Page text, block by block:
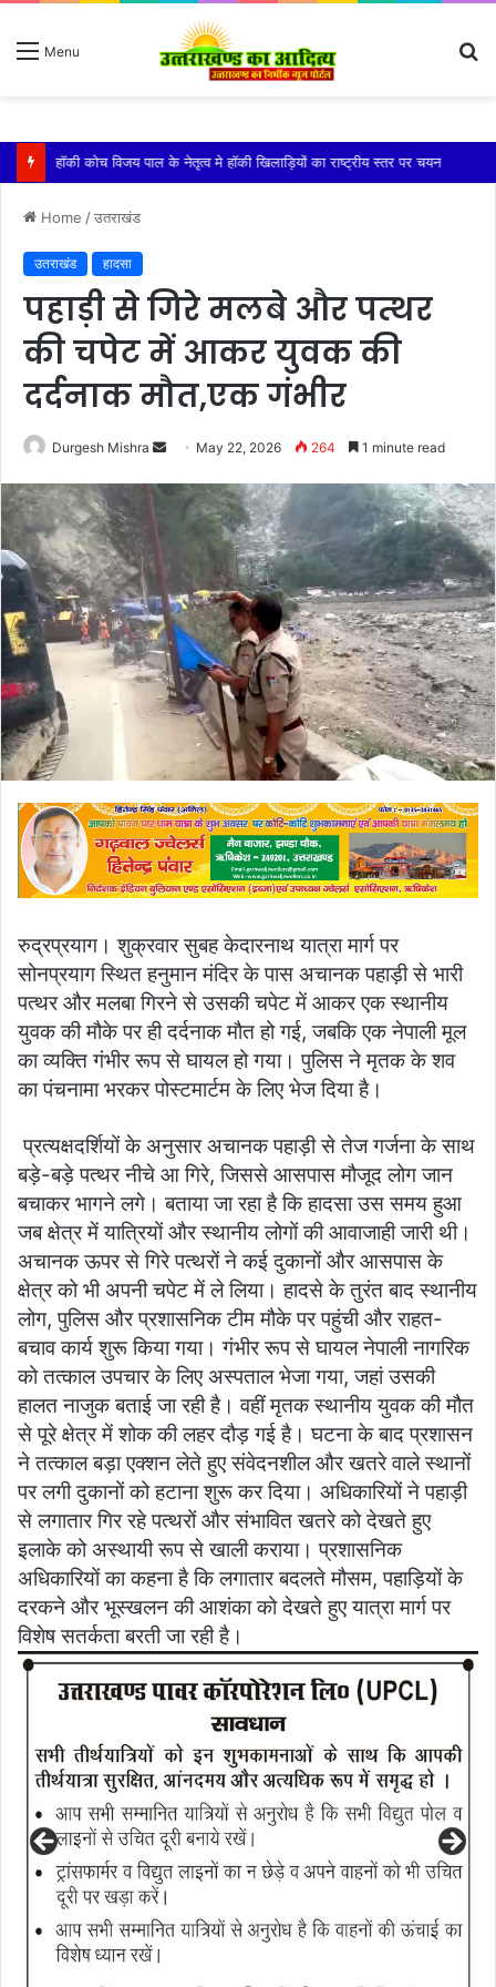
Menu
किशोरी को बेहोश कर झाड़ियों में दुष्कर्म, गंभीर हालत में एम्स में भर्ती
Home /उतराखंड
उतराखंड हादसा
पहाड़ी से गिरे मलबे और पत्थर
की चपेट में आकर युवक की
दर्दनाक मौत,एक गंभीर
Durgesh Mishra
Send
email
May 22, 2026 264 1 minute read
रुद्रप्रयाग। शुक्रवार सुबह केदारनाथ यात्रा मार्ग पर
सोनप्रयाग स्थित हनुमान मंदिर के पास अचानक पहाड़ी से भारी
पत्थर और मलबा गिरने से उसकी चपेट में आकर एक स्थानीय
युवक की मौके पर ही दर्दनाक मौत हो गई, जबकि एक नेपाली मूल
का व्यक्ति गंभीर रूप से घायल हो गया। पुलिस ने मृतक के शव
का पंचनामा भरकर पोस्टमार्टम के लिए भेज दिया है।
प्रत्यक्षदर्शियों के अनुसार अचानक पहाड़ी से तेज गर्जना के साथ
बड़े-बड़े पत्थर नीचे आ गिरे, जिससे आसपास मौजूद लोग जान
बचाकर भागने लगे। बताया जा रहा है कि हादसा उस समय हुआ
जब क्षेत्र में यात्रियों और स्थानीय लोगों की आवाजाही जारी थी।
अचानक ऊपर से गिरे पत्थरों ने कई दुकानों और आसपास के
क्षेत्र को भी अपनी चपेट में ले लिया। हादसे के तुरंत बाद स्थानीय
लोग, पुलिस और प्रशासनिक टीम मौके पर पहुंची और राहत-
बचाव कार्य शुरू किया गया। गंभीर रूप से घायल नेपाली नागरिक
को तत्काल उपचार के लिए अस्पताल भेजा गया, जहां उसकी
हालत नाजुक बताई जा रही है। वहीं मृतक स्थानीय युवक की मौत
से पूरे क्षेत्र में शोक की लहर दौड़ गई है। घटना के बाद प्रशासन
ने तत्काल बड़ा एक्शन लेते हुए संवेदनशील और खतरे वाले स्थानों
पर लगी दुकानों को हटाना शुरू कर दिया। अधिकारियों ने पहाड़ी
से लगातार गिर रहे पत्थरों और संभावित खतरे को देखते हुए
इलाके को अस्थायी रूप से खाली कराया। प्रशासनिक
अधिकारियों का कहना है कि लगातार बदलते मौसम, पहाड़ियों के
दरकने और भूस्खलन की आशंका को देखते हुए यात्रा मार्ग पर
विशेष सतर्कता बरती जा रही है।